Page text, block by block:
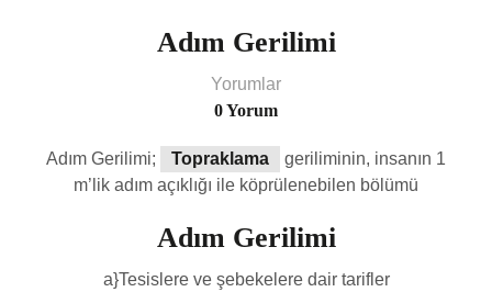
Adım Gerilimi
Yorumlar
0 Yorum
Adım Gerilimi; Topraklama
geriliminin, insanın 1
m’lik adım açıklığı ile köprülenebilen bölümü
Adım Gerilimi
a}Tesislere ve şebekelere dair tarifler